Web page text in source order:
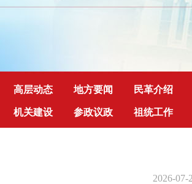
高层动态 地方要闻 民革介绍
机关建设 参政议政 祖统工作
2026-07-